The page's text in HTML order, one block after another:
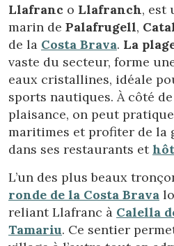
Llafranc o Llafranch, est
marin de Palafrugell,
de la Costa Brava. La
vaste du secteur, forme
eaux cristallines, idéale
sports nautiques. À côté
plaisance, on peut
maritimes et profiter de la
dans ses restaurants et
L’un des plus beaux
ronde de la Costa Brava
reliant Llafranc à Calella
Tamariu. Ce sentier
Marketing et Publicité
Ces cookies sont utilisés pour
les préférences et les choix
grâce à l'observation continue de
navigation. Grâce à eux, nous
habitudes de navigation sur le
publicités liées au profil de